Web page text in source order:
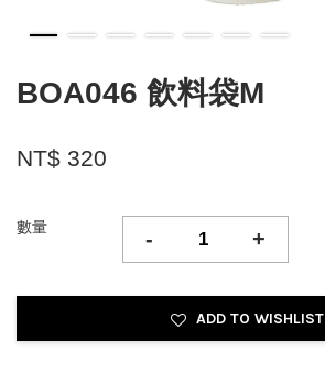
BOA046 飲料袋M
NT$ 320
數量 - +
ADD TO WISHLIST